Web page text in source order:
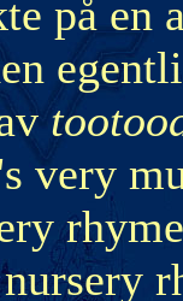
på en
very
nursery